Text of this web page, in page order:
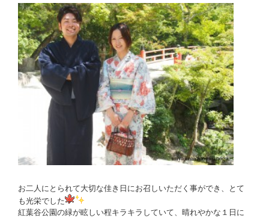
お二人にとられて大切な佳き日にお召しいただく事ができ、とて
も光栄でした
紅葉谷公園の緑が眩しい程キラキラしていて、晴れやかな１日に